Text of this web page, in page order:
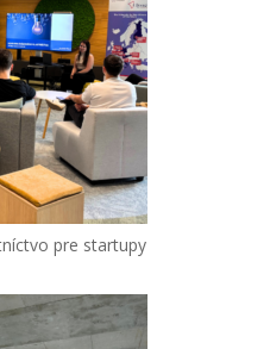
pre startupy